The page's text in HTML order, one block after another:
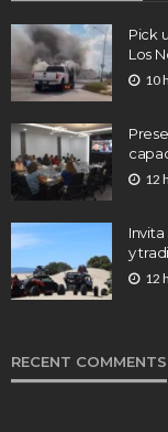
Pick
Los
10
12
y
12
RECENT COMMENTS